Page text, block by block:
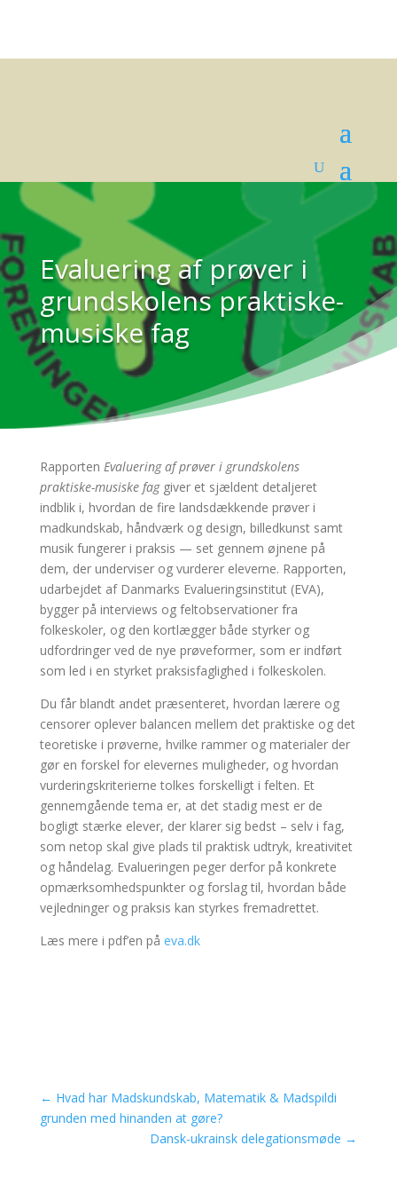
Evaluering af prøver i
grundskolens praktiske-
musiske fag
Rapporten Evaluering af prøver i grundskolens
praktiske-musiske faggiver et sjældent detaljeret
indblik i, hvordan de fire landsdækkende prøver i
madkundskab, håndværk og design, billedkunst samt
musik fungerer i praksis — set gennem øjnene på
dem, der underviser og vurderer eleverne. Rapporten,
udarbejdet af Danmarks Evalueringsinstitut (EVA),
bygger på interviews og feltobservationer fra
folkeskoler, og den kortlægger både styrker og
udfordringer ved de nye prøveformer, som er indført
som led i en styrket praksisfaglighed i folkeskolen.
Du får blandt andet præsenteret, hvordan lærere og
censorer oplever balancen mellem det praktiske og det
teoretiske i prøverne, hvilke rammer og materialer der
gør en forskel for elevernes muligheder, og hvordan
vurderingskriterierne tolkes forskelligt i felten. Et
gennemgående tema er, at det stadig mest er de
bogligt stærke elever, der klarer sig bedst – selv i fag,
som netop skal give plads til praktisk udtryk, kreativitet
og håndelag. Evalueringen peger derfor på konkrete
opmærksomhedspunkter og forslag til, hvordan både
vejledninger og praksis kan styrkes fremadrettet.
Læs mere i pdf’en på eva.dk
← Hvad har Madskundskab, Matematik & Madspildi
grunden med hinanden at gøre?
Dansk-ukrainsk delegationsmøde →